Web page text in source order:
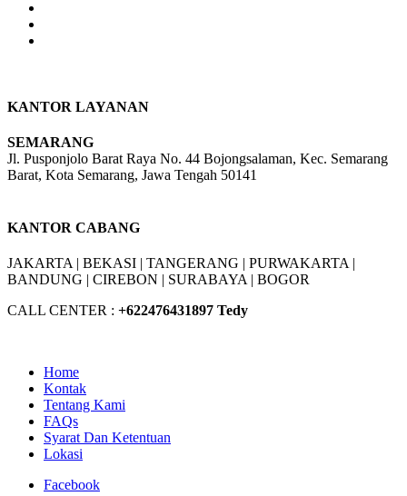
KANTOR LAYANAN
SEMARANG
Jl. Pusponjolo Barat Raya No. 44 Bojongsalaman, Kec. Semarang
Barat, Kota Semarang, Jawa Tengah 50141
KANTOR CABANG
JAKARTA | BEKASI | TANGERANG | PURWAKARTA |
BANDUNG | CIREBON | SURABAYA | BOGOR
CALL CENTER : +622476431897 Tedy
Home
Kontak
Tentang Kami
FAQs
Syarat Dan Ketentuan
Lokasi
Facebook